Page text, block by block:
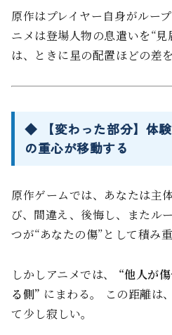
原作はプレイヤー自身がルー
ニメは登場人物の息遣いを“
は、ときに星の配置ほどの差を
◆ 【変わった部分】体
の重心が移動する
原作ゲームでは、あなたは主
び、間違え、後悔し、またル
つが“あなたの傷”として積み
しかしアニメでは、 “他人が
る側” にまわる。 この距離は
て少し寂しい。